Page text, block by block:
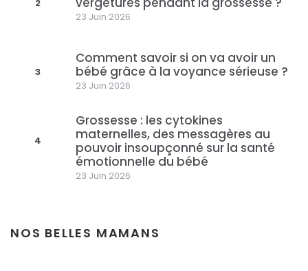
2
23 Juin 2026
3
Comment savoir si on va avoir un
bébé grâce à la voyance sérieuse ?
23 Juin 2026
4
Grossesse : les cytokines
maternelles, des messagères au
pouvoir insoupçonné sur la santé
émotionnelle du bébé
23 Juin 2026
NOS BELLES MAMANS